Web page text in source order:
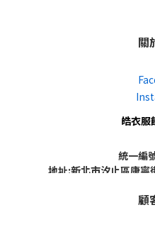
關
皓衣服
統一編
地址:新北市汐止區康寧
顧